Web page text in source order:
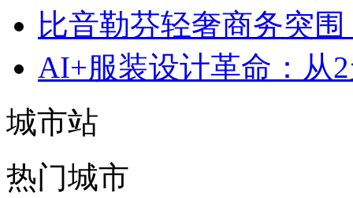
比音勒芬轻奢商务突
AI+服装设计革命：从
城市站
热门城市